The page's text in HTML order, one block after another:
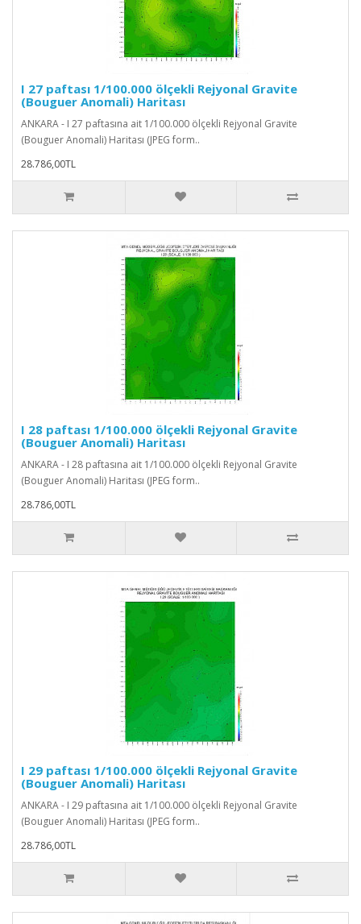
I 27 paftası 1/100.000 ölçekli Rejyonal Gravite
(Bouguer Anomali) Haritası
ANKARA - I 27 paftasına ait 1/100.000 ölçekli Rejyonal Gravite
(Bouguer Anomali) Haritası (JPEG form..
28.786,00TL
I 28 paftası 1/100.000 ölçekli Rejyonal Gravite
(Bouguer Anomali) Haritası
ANKARA - I 28 paftasına ait 1/100.000 ölçekli Rejyonal Gravite
(Bouguer Anomali) Haritası (JPEG form..
28.786,00TL
I 29 paftası 1/100.000 ölçekli Rejyonal Gravite
(Bouguer Anomali) Haritası
ANKARA - I 29 paftasına ait 1/100.000 ölçekli Rejyonal Gravite
(Bouguer Anomali) Haritası (JPEG form..
28.786,00TL